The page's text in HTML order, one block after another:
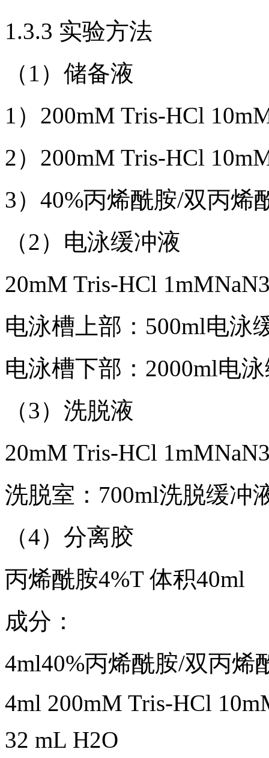
1.3.3 实验方法
（1）储备液
1）200mM Tris-HCl
2）200mM Tris-HCl
3）40%丙烯酰胺/双丙烯
（2）电泳缓冲液
20mM Tris-HCl
电泳槽上部：500ml电泳
电泳槽下部：2000ml电
（3）洗脱液
20mM Tris-HCl
洗脱室：700ml洗脱缓冲
（4）分离胶
丙烯酰胺4%T 体积40ml
成分：
4ml40%丙烯酰胺/双丙烯
4ml 200mM Tris-HCl
32 mL H2O